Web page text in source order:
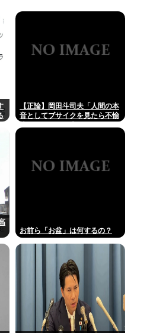
【正論】岡田斗司夫「人間の本
音としてブサイクを見たら不愉
お前ら「お盆」は何するの？